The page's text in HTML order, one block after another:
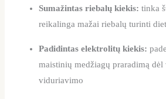
Sumažintas riebalų kiekis: tinka
reikalinga mažai riebalų turinti
Padidintas elektrolitų kiekis:
maistinių medžiagų praradimą dėl
viduriavimo